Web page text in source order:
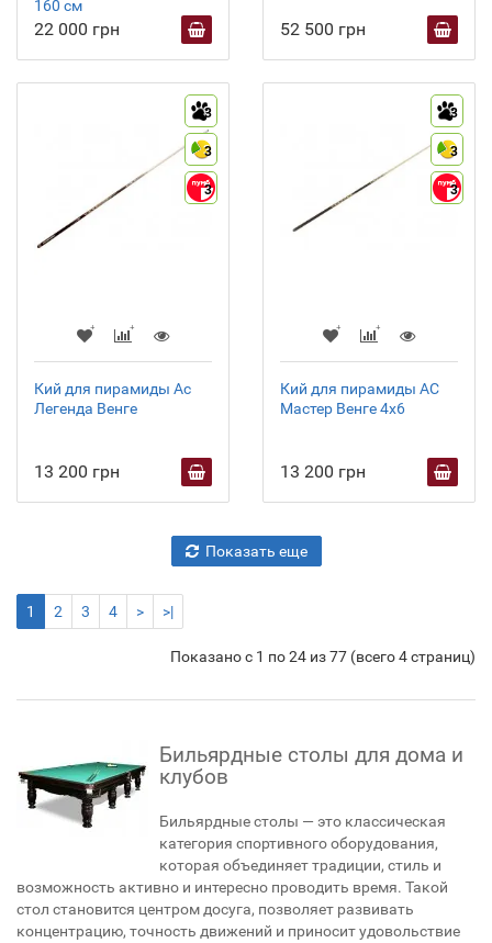
160 см
22 000 грн 52 500 грн
3
3
3
Кий для пирамиды Ас
Легенда Венге
13 200 грн
3
3
3
Кий для пирамиды АС
Мастер Венге 4х6
13 200 грн
Показать еще
1 2 3 4 > >|
Показано с 1 по 24 из 77 (всего 4 страниц)
Бильярдные столы для дома и
клубов
Бильярдные столы — это классическая
категория спортивного оборудования,
которая объединяет традиции, стиль и
возможность активно и интересно проводить время. Такой
стол становится центром досуга, позволяет развивать
концентрацию, точность движений и приносит удовольствие